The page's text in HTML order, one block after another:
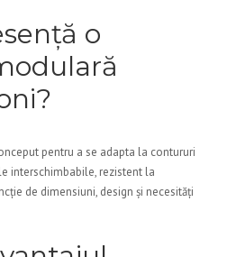
o
pentru a se adapta la contururi
interschimbabile, rezistent la
de dimensiuni, design și necesități